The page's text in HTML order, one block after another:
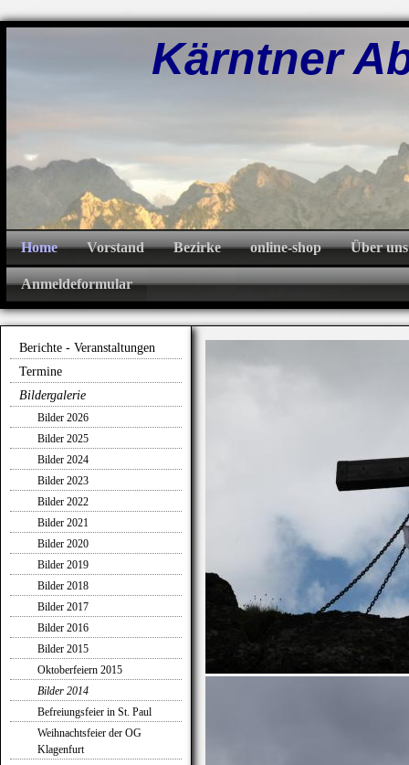
Kärntner
Home Vorstand Bezirke online-shop Über uns
Anmeldeformular
Berichte - Veranstaltungen
Termine
Bildergalerie
Bilder 2026
Bilder 2025
Bilder 2024
Bilder 2023
Bilder 2022
Bilder 2021
Bilder 2020
Bilder 2019
Bilder 2018
Bilder 2017
Bilder 2016
Bilder 2015
Oktoberfeiern 2015
Bilder 2014
Befreiungsfeier in St. Paul
Weihnachtsfeier der OG
Klagenfurt